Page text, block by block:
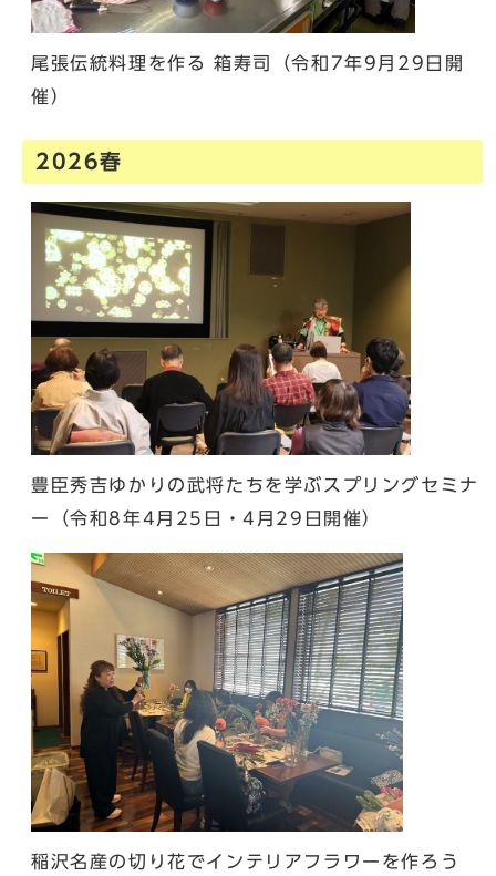
尾張伝統料理を作る 箱寿司（令和7年9月29日開
催）
2026春
豊臣秀吉ゆかりの武将たちを学ぶスプリングセミナ
ー（令和8年4月25日・4月29日開催）
稲沢名産の切り花でインテリアフラワーを作ろう